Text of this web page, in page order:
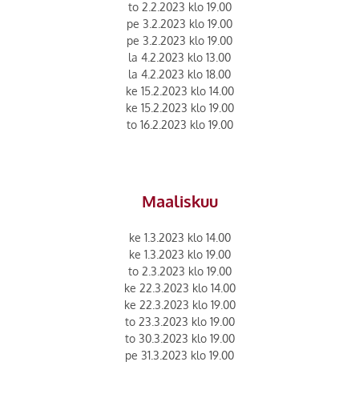
to 2.2.2023 klo 19.00
pe 3.2.2023 klo 19.00
pe 3.2.2023 klo 19.00
la 4.2.2023 klo 13.00
la 4.2.2023 klo 18.00
ke 15.2.2023 klo 14.00
ke 15.2.2023 klo 19.00
to 16.2.2023 klo 19.00
Maaliskuu
ke 1.3.2023 klo 14.00
ke 1.3.2023 klo 19.00
to 2.3.2023 klo 19.00
ke 22.3.2023 klo 14.00
ke 22.3.2023 klo 19.00
to 23.3.2023 klo 19.00
to 30.3.2023 klo 19.00
pe 31.3.2023 klo 19.00